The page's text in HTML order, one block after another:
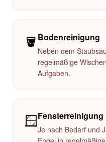
🪣 Bodenreinigung
Neben dem
regelmäßige
Aufgaben.
🪟Fensterreinigung
Je nach Bedarf und